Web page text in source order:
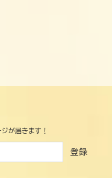
が届きます！
登録